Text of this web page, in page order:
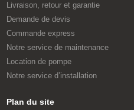
Livraison, retour et garantie
Demande de devis
Commande express
Notre service de maintenance
Location de pompe
Notre service d’installation
Plan du site